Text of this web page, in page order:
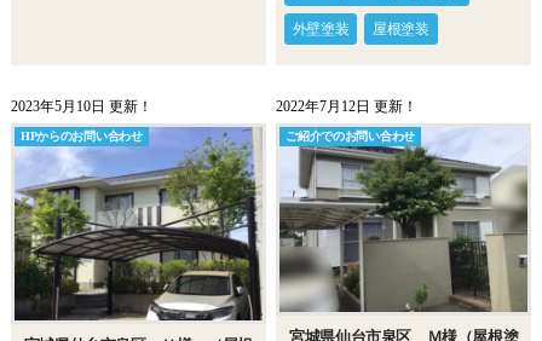
外壁塗装 屋根塗装
2023年5月10日 更新！
HPからのお問い合わせ
2022年7月12日 更新！
ご紹介でのお問い合わせ
宮城県仙台市泉区 Ｍ様（屋根塗